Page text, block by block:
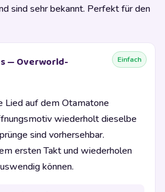
sind sehr bekannt. Perfekt für den
Einfach
— Overworld-
Lied auf dem Otamatone
wiederholt dieselbe
sind vorhersehbar.
ersten Takt und wiederholen
können.